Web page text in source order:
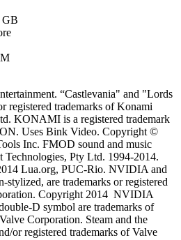
GB
“Castlevania" and "Lords
registered trademarks of Konami
KONAMI is a registered trademark
Uses Bink Video. Copyright ©
Inc. FMOD sound and music
Pty Ltd. 1994-2014.
Lua.org, PUC-Rio. NVIDIA and
are trademarks or registered
Copyright 2014 NVIDIA
D symbol are trademarks of
Corporation. Steam and the
or registered trademarks of Valve